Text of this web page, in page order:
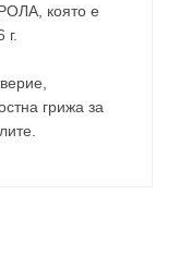
, която е
г.
грижа за